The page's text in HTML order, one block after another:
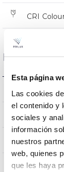
Esta página
Las cookies
el contenido y
sociales y
información
nuestros
web, quienes
que les haya
CRI
Housing
IK Impact
IP
Body
Body